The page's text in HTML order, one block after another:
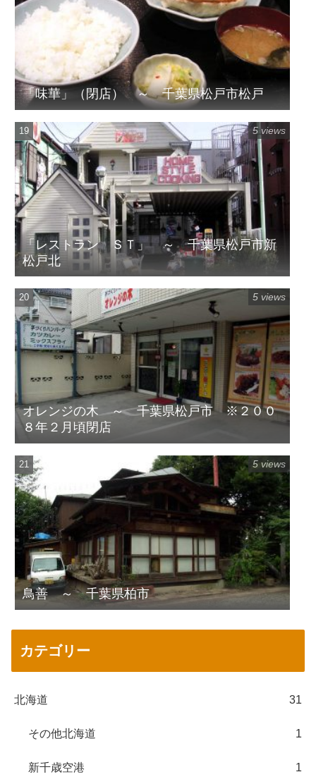
「味華」（閉店） ～ 千葉県松戸市松戸
「レストラン ＳＴ」 ～ 千葉県松戸市新
松戸北
5 views
オレンジの木 ～ 千葉県松戸市 ※２００
８年２月頃閉店
5 views
鳥善 ～ 千葉県柏市
5 views
カテゴリー
北海道 31
その他北海道 1
新千歳空港 1